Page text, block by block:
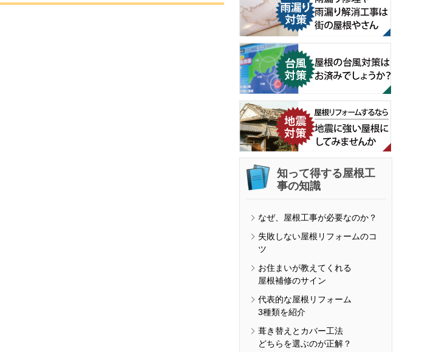
知って得する屋根工
事の知識
なぜ、屋根工事が必要なのか？
失敗しない屋根リフォームのコ
ツ
お住まいが教えてくれる
屋根補修のサイン
代表的な屋根リフォーム
3種類を紹介
葺き替えとカバー工法
どちらを選ぶのが正解？